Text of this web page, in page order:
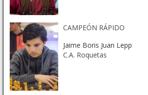
CAMPEÓN RÁPIDO
Jaime Boris Juan Lepp
C.A. Roquetas